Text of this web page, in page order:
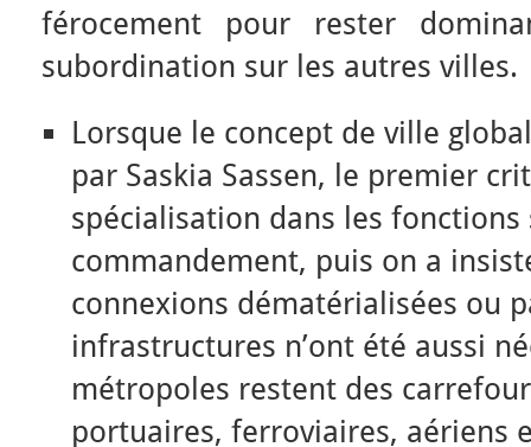
férocement pour rester
subordination sur les autres villes.
Lorsque le concept de ville
par Saskia Sassen, le premier
spécialisation dans les fonctions
commandement, puis on a
connexions dématérialisées ou
infrastructures n’ont été aussi
métropoles restent des
portuaires, ferroviaires, aériens